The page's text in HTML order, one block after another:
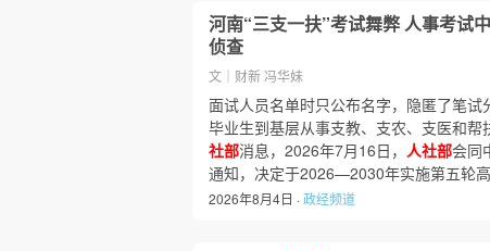
河南“三支一扶”考试舞弊 人事考试
侦查
文｜财新 冯华妹
面试人员名单时只公布名字，隐匿了笔试
毕业生到基层从事支教、支农、支医和
社部消息，2026年7月16日， 人社部会同
通知，决定于2026—2030年实施第五轮
2026年8月4日 ·政经频道